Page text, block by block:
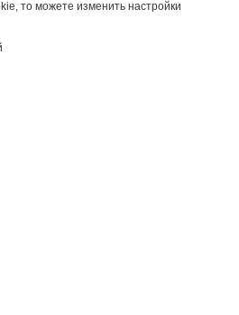
то можете изменить настройки